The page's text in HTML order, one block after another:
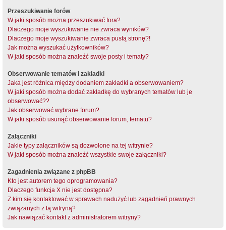
Przeszukiwanie forów
W jaki sposób można przeszukiwać fora?
Dlaczego moje wyszukiwanie nie zwraca wyników?
Dlaczego moje wyszukiwanie zwraca pustą stronę?!
Jak można wyszukać użytkowników?
W jaki sposób można znaleźć swoje posty i tematy?
Obserwowanie tematów i zakładki
Jaka jest różnica między dodaniem zakładki a obserwowaniem?
W jaki sposób można dodać zakładkę do wybranych tematów lub je
obserwować??
Jak obserwować wybrane forum?
W jaki sposób usunąć obserwowanie forum, tematu?
Załączniki
Jakie typy załączników są dozwolone na tej witrynie?
W jaki sposób można znaleźć wszystkie swoje załączniki?
Zagadnienia związane z phpBB
Kto jest autorem tego oprogramowania?
Dlaczego funkcja X nie jest dostępna?
Z kim się kontaktować w sprawach nadużyć lub zagadnień prawnych
związanych z tą witryną?
Jak nawiązać kontakt z administratorem witryny?